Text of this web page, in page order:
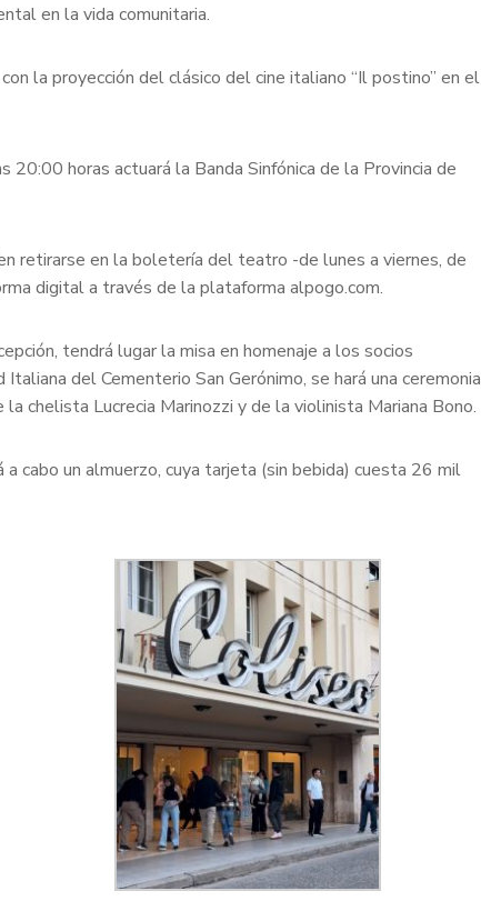
en la vida comunitaria.
la proyección del clásico del cine italiano “Il postino” en el
horas actuará la Banda Sinfónica de la Provincia de
retirarse en la boletería del teatro -de lunes a viernes, de
digital a través de la plataforma alpogo.com.
tendrá lugar la misa en homenaje a los socios
del Cementerio San Gerónimo, se hará una ceremonia
chelista Lucrecia Marinozzi y de la violinista Mariana Bono.
cabo un almuerzo, cuya tarjeta (sin bebida) cuesta 26 mil